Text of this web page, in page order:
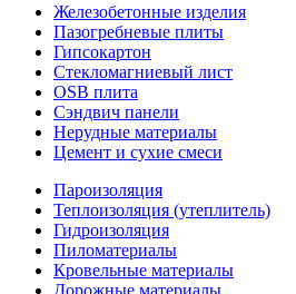
Железобетонные изделия
Пазогребневые плиты
Гипсокартон
Стекломагниевый лист
OSB плита
Сэндвич панели
Нерудные материалы
Цемент и сухие смеси
Пароизоляция
Теплоизоляция (утеплитель)
Гидроизоляция
Пиломатериалы
Кровельные материалы
Дорожные материалы